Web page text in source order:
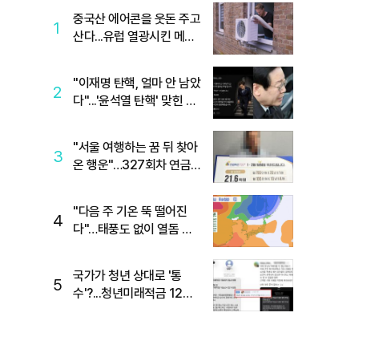
1
중국산 에어콘을 웃돈 주고
산다...유럽 열광시킨 메이
2
"이재명 탄핵, 얼마 안 남았
다"...'윤석열 탄핵' 맞힌 무
3
"서울 여행하는 꿈 뒤 찾아
온 행운"…327회차 연금
4
"다음 주 기온 뚝 떨어진
다"…태풍도 없이 열돔 박
5
국가가 청년 상대로 '통
수'?...청년미래적금 12%